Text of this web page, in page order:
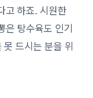
고 하죠. 시원한
은 탕수육도 인기
드시는 분을 위